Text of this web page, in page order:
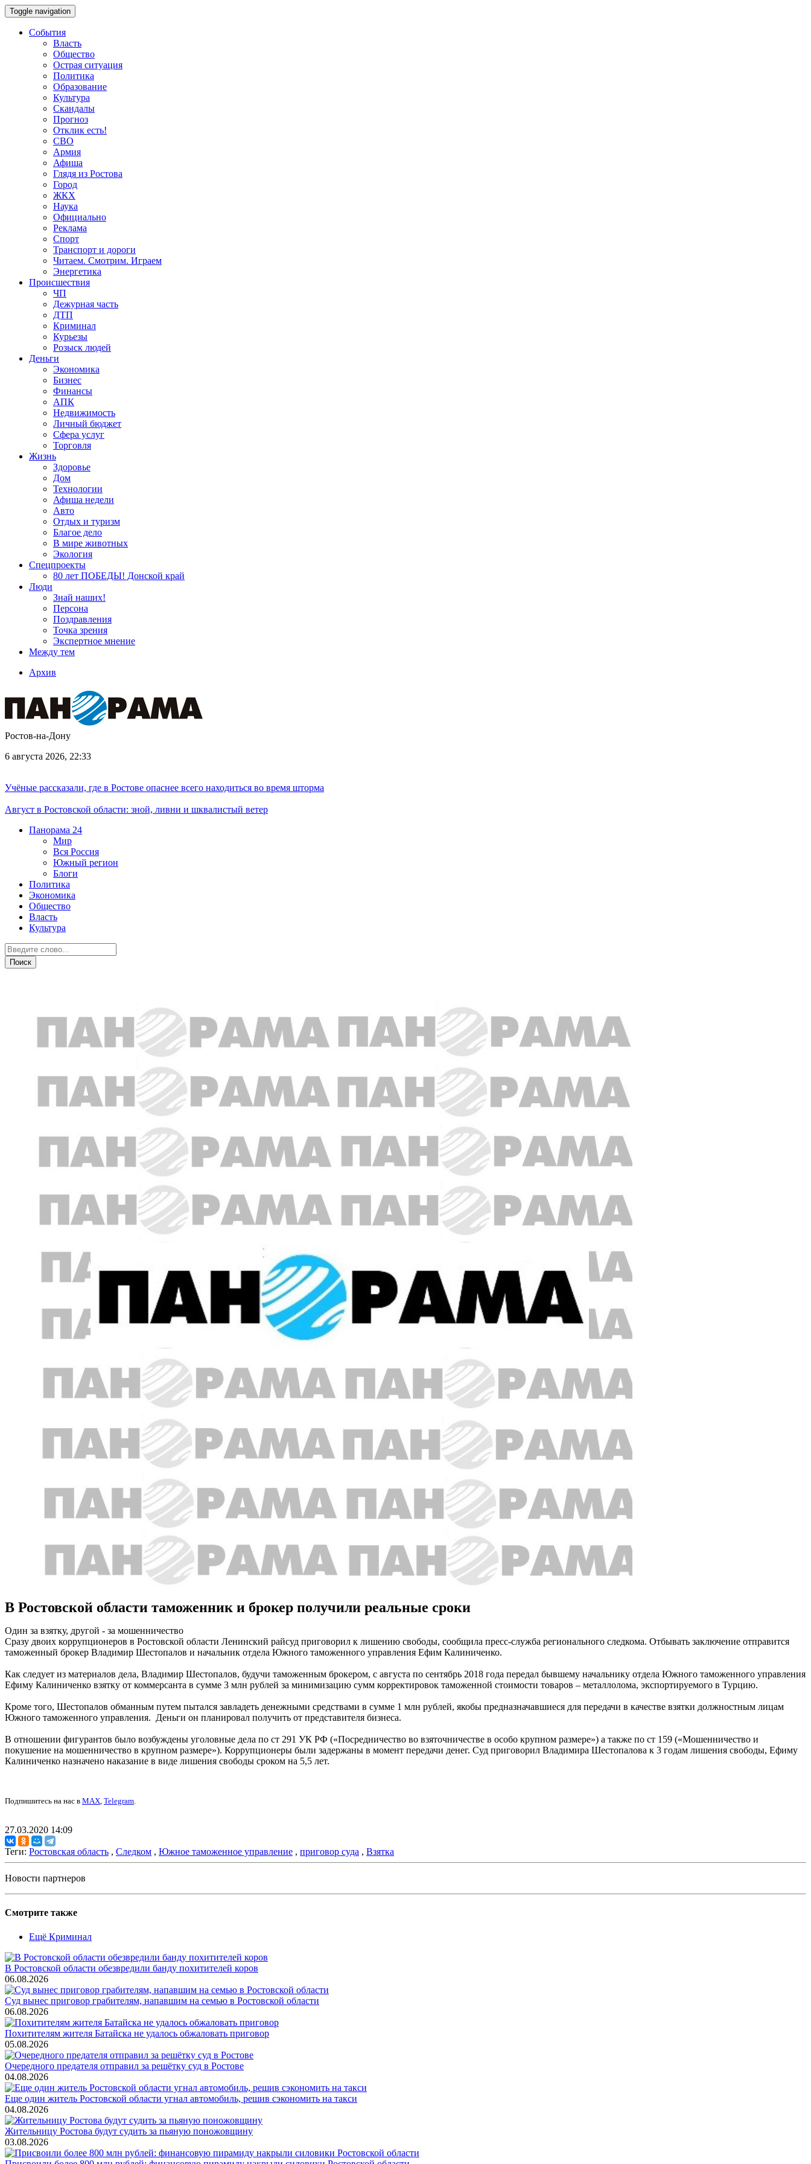
Toggle navigation
События
Власть
Общество
Острая ситуация
Политика
Образование
Культура
Скандалы
Прогноз
Отклик есть!
СВО
Армия
Афиша
Глядя из Ростова
Город
ЖКХ
Наука
Официально
Реклама
Спорт
Транспорт и дороги
Читаем. Смотрим. Играем
Энергетика
Происшествия
ЧП
Дежурная часть
ДТП
Криминал
Курьезы
Розыск людей
Деньги
Экономика
Бизнес
Финансы
АПК
Недвижимость
Личный бюджет
Сфера услуг
Торговля
Жизнь
Здоровье
Дом
Технологии
Афиша недели
Авто
Отдых и туризм
Благое дело
В мире животных
Экология
Спецпроекты
80 лет ПОБЕДЫ! Донской край
Люди
Знай наших!
Персона
Поздравления
Точка зрения
Экспертное мнение
Между тем
Архив
Ростов-на-Дону
6 августа 2026, 22:33
Учёные рассказали, где в Ростове опаснее всего находиться во время шторма
Август в Ростовской области: зной, ливни и шквалистый ветер
Панорама 24
Мир
Вся Россия
Южный регион
Блоги
Политика
Экономика
Общество
Власть
Культура
В Ростовской области таможенник и брокер получили реальные сроки
Один за взятку, другой - за мошенничество
Сразу двоих коррупционеров в Ростовской области Ленинский райсуд приговорил к лишению свободы, сообщила пресс-служба регионального следкома. Отбывать заключение отправится
таможенный брокер Владимир Шестопалов и начальник отдела Южного таможенного управления Ефим Калиниченко.
Как следует из материалов дела, Владимир Шестопалов, будучи таможенным брокером, с августа по сентябрь 2018 года передал бывшему начальнику отдела Южного таможенного управления
Ефиму Калиниченко взятку от коммерсанта в сумме 3 млн рублей за минимизацию сумм корректировок таможенной стоимости товаров – металлолома, экспортируемого в Турцию.
Кроме того, Шестопалов обманным путем пытался завладеть денежными средствами в сумме 1 млн рублей, якобы предназначавшиеся для передачи в качестве взятки должностным лицам
Южного таможенного управления. Деньги он планировал получить от представителя бизнеса.
В отношении фигурантов было возбуждены уголовные дела по ст 291 УК РФ («Посредничество во взяточничестве в особо крупном размере») а также по ст 159 («Мошенничество и
покушение на мошенничество в крупном размере»). Коррупционеры были задержаны в момент передачи денег. Суд приговорил Владимира Шестопалова к 3 годам лишения свободы, Ефиму
Калиниченко назначено наказание в виде лишения свободы сроком на 5,5 лет.
Подпишитесь на нас в MAX, Telegram.
27.03.2020 14:09
Теги: Ростовская область , Следком , Южное таможенное управление , приговор суда , Взятка
Новости партнеров
Смотрите также
Ещё Криминал
В Ростовской области обезвредили банду похитителей коров
06.08.2026
Суд вынес приговор грабителям, напавшим на семью в Ростовской области
06.08.2026
Похитителям жителя Батайска не удалось обжаловать приговор
05.08.2026
Очередного предателя отправил за решётку суд в Ростове
04.08.2026
Еще один житель Ростовской области угнал автомобиль, решив сэкономить на такси
04.08.2026
Жительницу Ростова будут судить за пьяную поножовщину
03.08.2026